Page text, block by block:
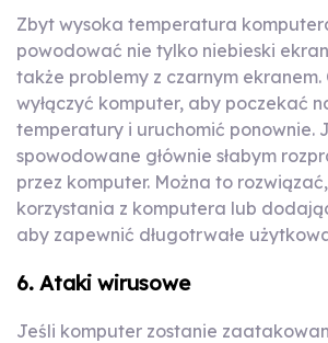
Zbyt wysoka temperatura
powodować nie tylko niebieski
także problemy z czarnym ekranem.
wyłączyć komputer, aby poczekać
temperatury i uruchomić ponownie.
spowodowane głównie słabym
przez komputer. Można to
korzystania z komputera lub
aby zapewnić długotrwałe
6. Ataki wirusowe
Jeśli komputer zostanie